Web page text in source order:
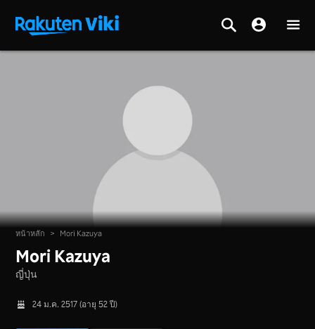
หน้าหลัก > Mori Kazuya
Mori Kazuya
ญี่ปุ่น
24 ม.ค. 2517 (อายุ 52 ปี)